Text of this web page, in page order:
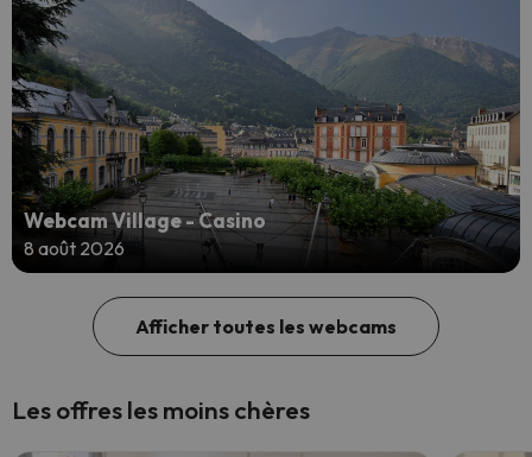
Webcam Village - Casino
8 août 2026
Afficher toutes les webcams
Les offres les moins chères